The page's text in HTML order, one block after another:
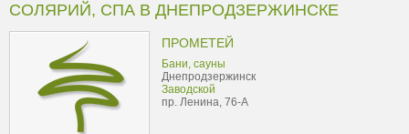
СОЛЯРИЙ, СПА В ДНЕПРОДЗЕРЖИНСКЕ
ПРОМЕТЕЙ
Бани, сауны
Днепродзержинск
Заводской
пр. Ленина, 76-А